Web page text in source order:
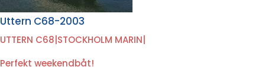
Uttern C68-2003
UTTERN C68 STOCKHOLM MARIN
Perfekt weekendbåt!